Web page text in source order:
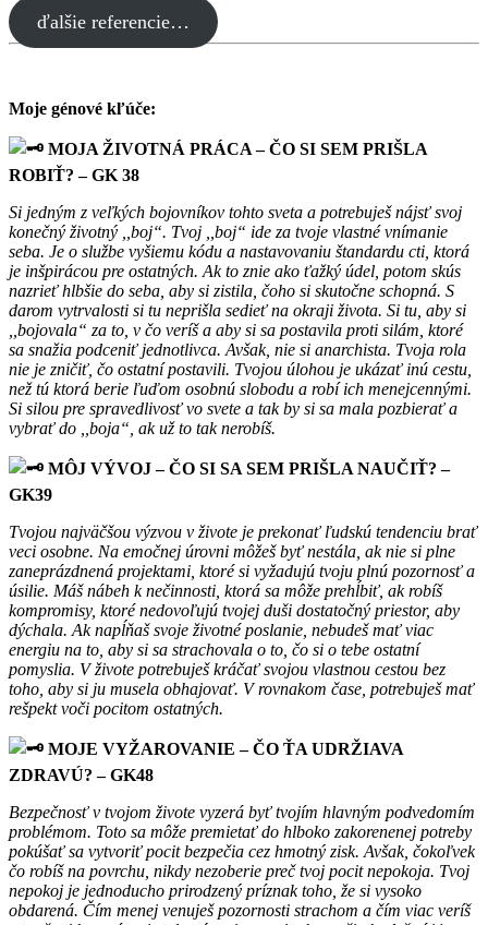
ďalšie referencie…
Moje génové kľúče:
MOJA ŽIVOTNÁ PRÁCA – ČO SI SEM PRIŠLA
ROBIŤ? – GK 38
Si jedným z veľkých bojovníkov tohto sveta a potrebuješ nájsť svoj
konečný životný ,,boj“. Tvoj ,,boj“ ide za tvoje vlastné vnímanie
seba. Je o službe vyšiemu kódu a nastavovaniu štandardu cti, ktorá
je inšpirácou pre ostatných. Ak to znie ako ťažký údel, potom skús
nazrieť hlbšie do seba, aby si zistila, čoho si skutočne schopná. S
darom vytrvalosti si tu neprišla sedieť na okraji života. Si tu, aby si
,,bojovala“ za to, v čo veríš a aby si sa postavila proti silám, ktoré
sa snažia podceniť jednotlivca. Avšak, nie si anarchista. Tvoja rola
nie je zničiť, čo ostatní postavili. Tvojou úlohou je ukázať inú cestu,
než tú ktorá berie ľuďom osobnú slobodu a robí ich menejcennými.
Si silou pre spravedlivosť vo svete a tak by si sa mala pozbierať a
vybrať do ,,boja“, ak už to tak nerobíš.
MÔJ VÝVOJ – ČO SI SA SEM PRIŠLA NAUČIŤ? –
GK39
Tvojou najväčšou výzvou v živote je prekonať ľudskú tendenciu brať
veci osobne. Na emočnej úrovni môžeš byť nestála, ak nie si plne
zaneprázdnená projektami, ktoré si vyžadujú tvoju plnú pozornosť a
úsilie. Máš nábeh k nečinnosti, ktorá sa môže prehĺbiť, ak robíš
kompromisy, ktoré nedovoľujú tvojej duši dostatočný priestor, aby
dýchala. Ak napĺňaš svoje životné poslanie, nebudeš mať viac
energiu na to, aby si sa strachovala o to, čo si o tebe ostatní
pomyslia. V živote potrebuješ kráčať svojou vlastnou cestou bez
toho, aby si ju musela obhajovať. V rovnakom čase, potrebuješ mať
rešpekt voči pocitom ostatných.
MOJE VYŽAROVANIE – ČO ŤA UDRŽIAVA
ZDRAVÚ? – GK48
Bezpečnosť v tvojom živote vyzerá byť tvojím hlavným podvedomím
problémom. Toto sa môže premietať do hlboko zakorenenej potreby
pokúšať sa vytvoriť pocit bezpečia cez hmotný zisk. Avšak, čokoľvek
čo robíš na povrchu, nikdy nezoberie preč tvoj pocit nepokoja. Tvoj
nepokoj je jednoducho prirodzený príznak toho, že si vysoko
obdarená. Čím menej venuješ pozornosti strachom a čím viac veríš